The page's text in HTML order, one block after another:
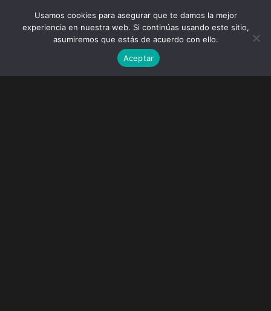
Usamos cookies para asegurar que te damos la mejor
experiencia en nuestra web. Si continúas usando este sitio,
asumiremos que estás de acuerdo con ello.
Aceptar